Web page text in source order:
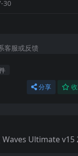
30
客服或反馈
分享
Ultimate v15